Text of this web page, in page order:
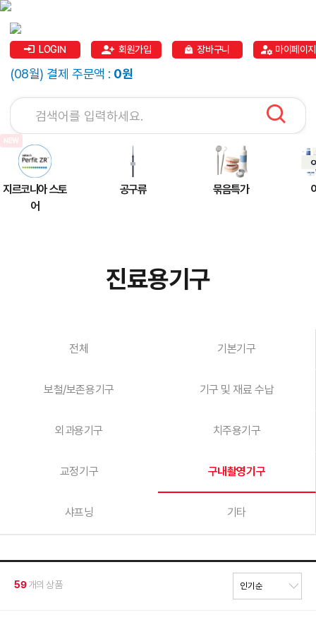
LOGIN 회원가입 장바구니 마이페이지
(08월) 결제 주문액 : 0원
지르코니아 스토
어
공구류 묶음특가
진료용기구
전체 기본기구
보철/보존용기구 기구 및 재료 수납
외과용기구 치주용기구
교정기구 구내촬영기구
샤프닝 기타
59개의 상품